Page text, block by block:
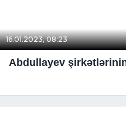
16.01.2023, 08:23
Abdullayev şirkətlərinin